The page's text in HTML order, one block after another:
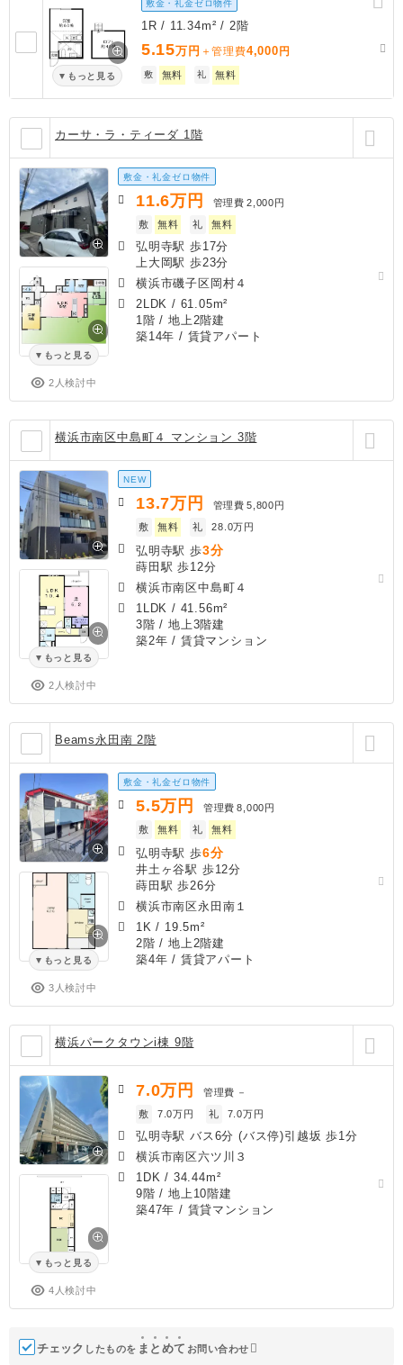
もっと見る
敷金・礼金ゼロ物件
1R / 11.34m² / 2階
5.15万円 ＋管理費4,000 円
敷 無料 礼 無料
カーサ・ラ・ティーダ 1階
もっと見る
2人検討中
敷金・礼金ゼロ物件
11.6万円 管理費 2,000円
敷
無料 礼 無料
弘明寺駅 歩17分
上大岡駅 歩23分
横浜市磯子区岡村４
2LDK / 61.05m²
1階 / 地上2階建
築14年 / 賃貸アパート
横浜市南区中島町４ マンション 3階
もっと見る
2人検討中
NEW
13.7万円 管理費 5,800円
敷
無料 礼 28.0万円
弘明寺駅 歩3分
蒔田駅 歩12分
横浜市南区中島町４
1LDK / 41.56m²
3階 / 地上3階建
築2年 / 賃貸マンション
Beams永田南 2階
もっと見る
3人検討中
敷金・礼金ゼロ物件
5.5万円 管理費 8,000円
敷
無料 礼 無料
弘明寺駅 歩6分
井土ヶ谷駅 歩12分
蒔田駅 歩26分
横浜市南区永田南１
1K / 19.5m²
2階 / 地上2階建
築4年 / 賃貸アパート
横浜パークタウンi棟 9階
もっと見る
4人検討中
7.0万円 管理費 －
敷
7.0万円 礼 7.0万円
弘明寺駅 バス6分 (バス停)引越坂 歩1分
横浜市南区六ツ川３
1DK / 34.44m²
9階 / 地上10階建
築47年 / 賃貸マンション
チェック したものを ま と めて お問い合わせ